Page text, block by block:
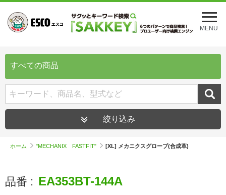
メ
ニ
ュ
を
MENU
すべての商品
絞り込み
ホーム "MECHANIX FASTFIT" [XL] メカニクスグローブ(合成革)
品番 : EA353BT-144A